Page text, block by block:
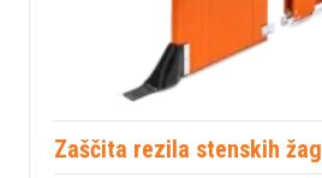
Zaščita rezila stenskih žag